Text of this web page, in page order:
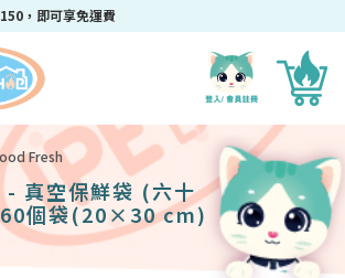
，即可享免運費
Fresh
真空保鮮袋 (六十
個袋(20×30 cm)